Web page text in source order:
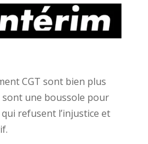
CGT sont bien plus
sont une boussole pour
refusent l’injustice et